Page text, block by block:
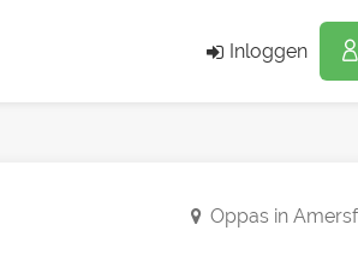
Inloggen
Oppas in